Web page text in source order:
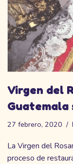
Virgen del
27 febrero, 2020
La Virgen del
proceso de